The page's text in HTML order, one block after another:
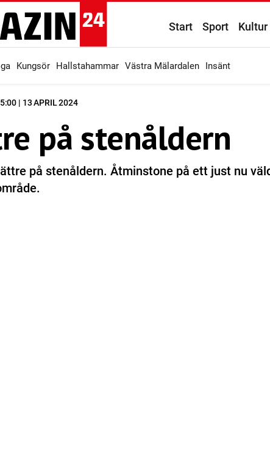
Start Sport Kultur
Kungsör Hallstahammar Västra Mälardalen Insänt
| 13 APRIL 2024
på stenåldern
på stenåldern. Åtminstone på ett just nu